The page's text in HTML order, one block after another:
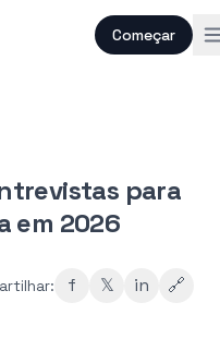
Começar
para
em 2026
f 𝕏 in 🔗